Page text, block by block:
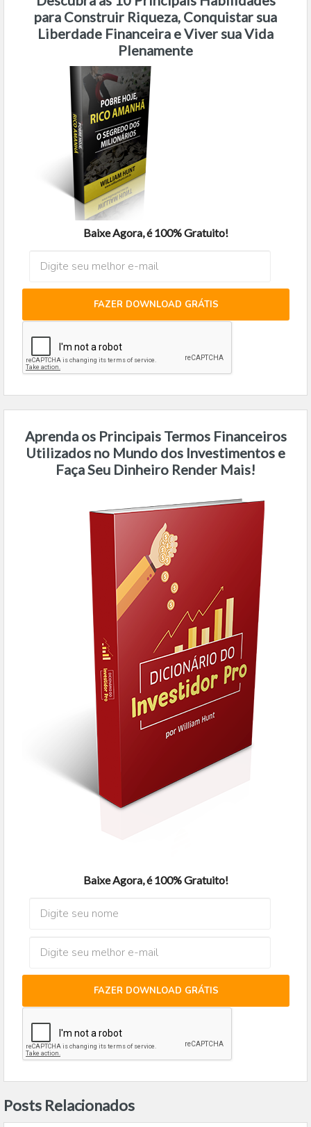
para Construir Riqueza, Conquistar sua
Liberdade Financeira e Viver sua Vida
Plenamente
Baixe Agora, é 100% Gratuito!
FAZER DOWNLOAD GRÁTIS
Aprenda os Principais Termos Financeiros
Utilizados no Mundo dos Investimentos e
Faça Seu Dinheiro Render Mais!
Baixe Agora, é 100% Gratuito!
FAZER DOWNLOAD GRÁTIS
Posts Relacionados